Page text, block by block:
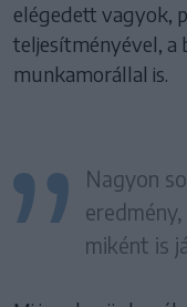
elégedett vagyok,
teljesítményével, a
munkamorállal is.
Nagyon
miként is